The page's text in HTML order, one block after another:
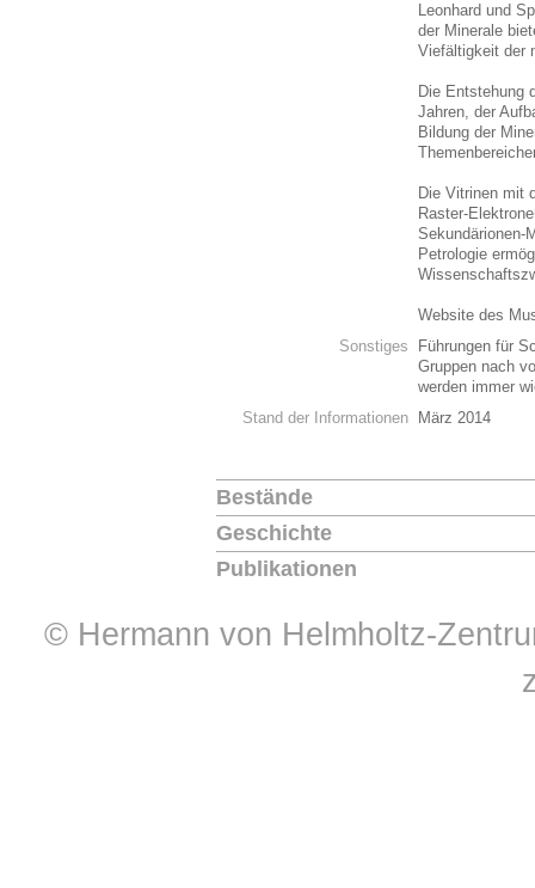
Leonhard und
der Minerale
Viefältigkeit der
Die Entstehung
Jahren, der
Bildung der
Die Vitrinen mit
Raster-
Sekundärionen-
Petrologie
Website des
Sonstiges
Führungen für
Gruppen nach
werden immer
Stand der Informationen
März 2014
Bestände
Geschichte
Publikationen
© Hermann von Helmholtz-